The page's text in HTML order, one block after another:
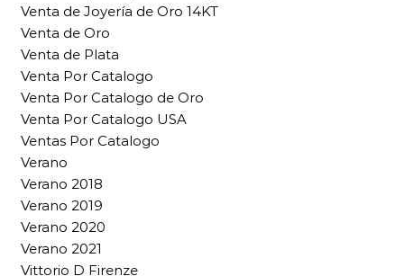
Venta de Joyería de Oro 14KT
Venta de Oro
Venta de Plata
Venta Por Catalogo
Venta Por Catalogo de Oro
Venta Por Catalogo USA
Ventas Por Catalogo
Verano
Verano 2018
Verano 2019
Verano 2020
Verano 2021
Vittorio D Firenze